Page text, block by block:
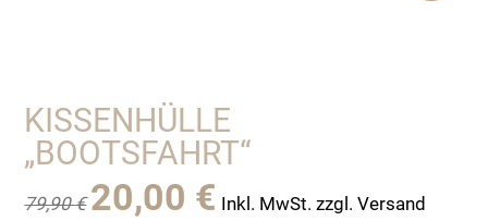
KISSENHÜLLE
„BOOTSFAHRT“
79,90€
Ursprünglicher
Preis
20,00 € Preis
Inkl. MwSt. zzgl. Versand